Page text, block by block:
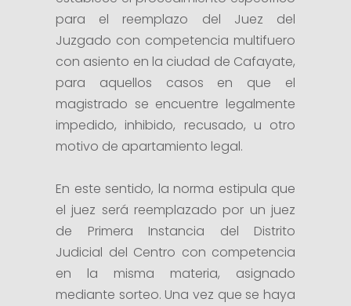
para el reemplazo del Juez del
Juzgado con competencia multifuero
con asiento en la ciudad de Cafayate,
para aquellos casos en que el
magistrado se encuentre legalmente
impedido, inhibido, recusado, u otro
motivo de apartamiento legal.
En este sentido, la norma estipula que
el juez será reemplazado por un juez
de Primera Instancia del Distrito
Judicial del Centro con competencia
en la misma materia, asignado
mediante sorteo. Una vez que se haya